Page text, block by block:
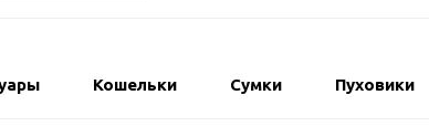
Кошельки Сумки Пуховики